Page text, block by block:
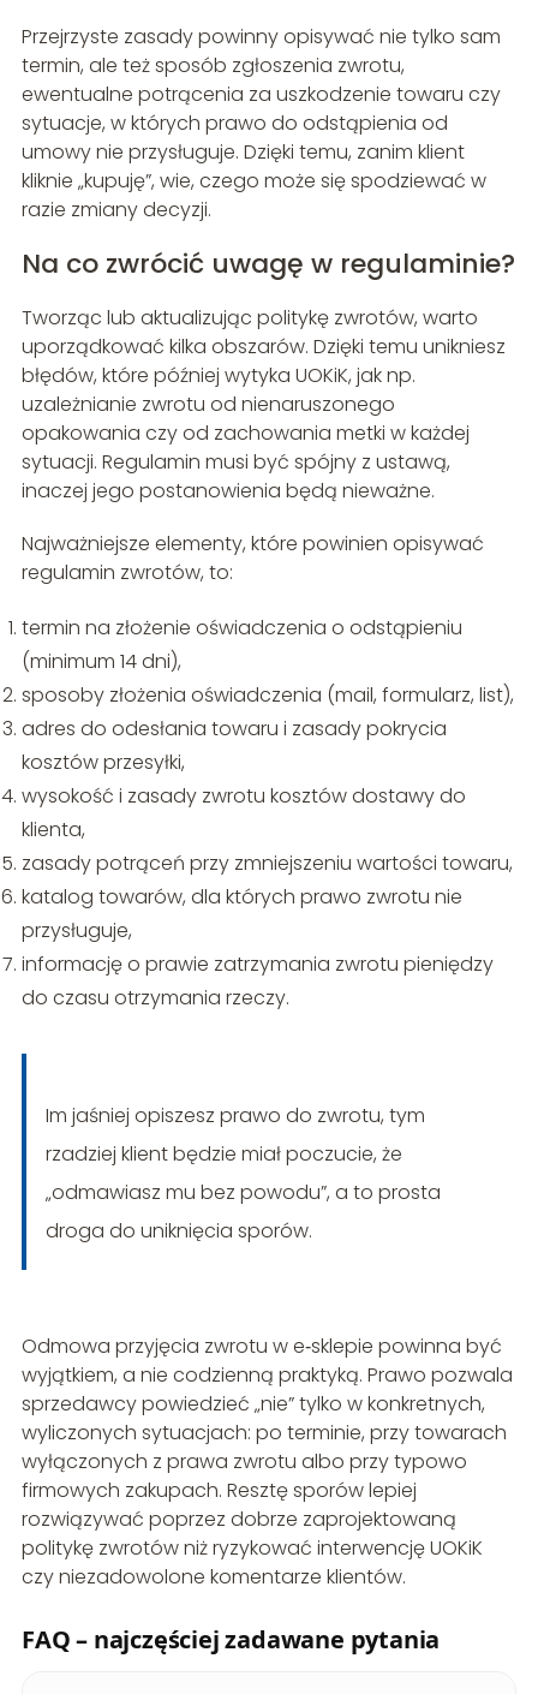
Przejrzyste zasady powinny opisywać nie tylko sam
termin, ale też sposób zgłoszenia zwrotu,
ewentualne potrącenia za uszkodzenie towaru czy
sytuacje, w których prawo do odstąpienia od
umowy nie przysługuje. Dzięki temu, zanim klient
kliknie „kupuję”, wie, czego może się spodziewać w
razie zmiany decyzji.
Na co zwrócić uwagę w regulaminie?
Tworząc lub aktualizując politykę zwrotów, warto
uporządkować kilka obszarów. Dzięki temu unikniesz
błędów, które później wytyka UOKiK, jak np.
uzależnianie zwrotu od nienaruszonego
opakowania czy od zachowania metki w każdej
sytuacji. Regulamin musi być spójny z ustawą,
inaczej jego postanowienia będą nieważne.
Najważniejsze elementy, które powinien opisywać
regulamin zwrotów, to:
termin na złożenie oświadczenia o odstąpieniu
(minimum 14 dni),
sposoby złożenia oświadczenia (mail, formularz, list),
adres do odesłania towaru i zasady pokrycia
kosztów przesyłki,
wysokość i zasady zwrotu kosztów dostawy do
klienta,
zasady potrąceń przy zmniejszeniu wartości towaru,
katalog towarów, dla których prawo zwrotu nie
przysługuje,
informację o prawie zatrzymania zwrotu pieniędzy
do czasu otrzymania rzeczy.
Im jaśniej opiszesz prawo do zwrotu, tym
rzadziej klient będzie miał poczucie, że
„odmawiasz mu bez powodu”, a to prosta
droga do uniknięcia sporów.
Odmowa przyjęcia zwrotu w e‑sklepie powinna być
wyjątkiem, a nie codzienną praktyką. Prawo pozwala
sprzedawcy powiedzieć „nie” tylko w konkretnych,
wyliczonych sytuacjach: po terminie, przy towarach
wyłączonych z prawa zwrotu albo przy typowo
firmowych zakupach. Resztę sporów lepiej
rozwiązywać poprzez dobrze zaprojektowaną
politykę zwrotów niż ryzykować interwencję UOKiK
czy niezadowolone komentarze klientów.
FAQ – najczęściej zadawane pytania